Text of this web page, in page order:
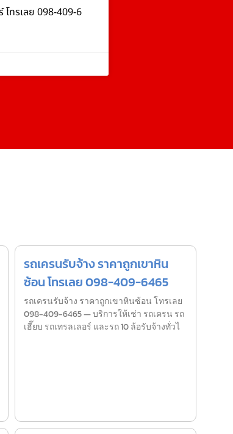
โทรเลย 098-409-6
รถเครนรับจ้าง ราคาถูกเขาหิน
ซ้อน โทรเลย 098-409-6465
รถเครนรับจ้าง ราคาถูกเขาหินซ้อน โทรเลย
098-409-6465 — บริการให้เช่า รถเครน รถ
เฮี๊ยบ รถเทรลเลอร์ และรถ 10 ล้อรับจ้างทั่วไ